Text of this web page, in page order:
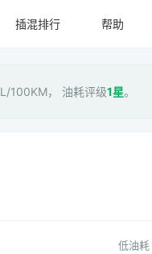
插混排行 帮助
L/100KM， 油耗评级1星。
低油耗